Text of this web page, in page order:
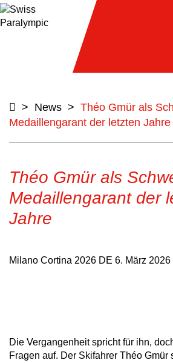
> News > Théo Gmür als
Medaillengarant der letzten Jahre
Théo Gmür als
Medaillengarant der
Jahre
Milano Cortina 2026 DE 6. März 2026
Die Vergangenheit spricht für ihn,
Fragen auf. Der Skifahrer Théo Gmür